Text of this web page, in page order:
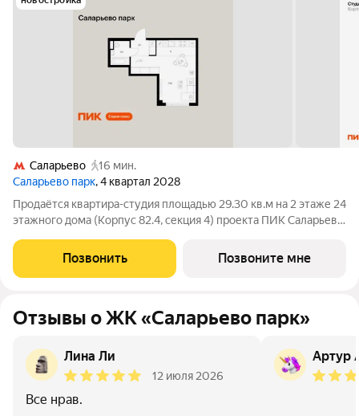
Саларьево
16 мин.
Саларьево парк, 4 квартал 2028
Продаётся квартира-студия площадью 29.30 кв.м на 2 этаже 24
этажного дома (Корпус 82.4, секция 4) проекта ПИК Саларьево
функциональная планировка, большие окна, с отделкой. Жилой
район «Саларьево
Позвонить Позвоните мне
Отзывы о ЖК «Саларьево парк»
Лина Ли
12 июля 2026
Все нрав.
Артур